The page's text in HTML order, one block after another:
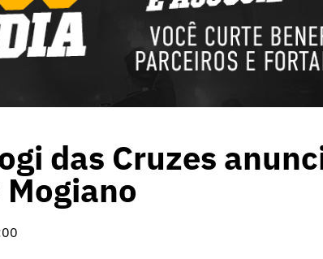
das Cruzes